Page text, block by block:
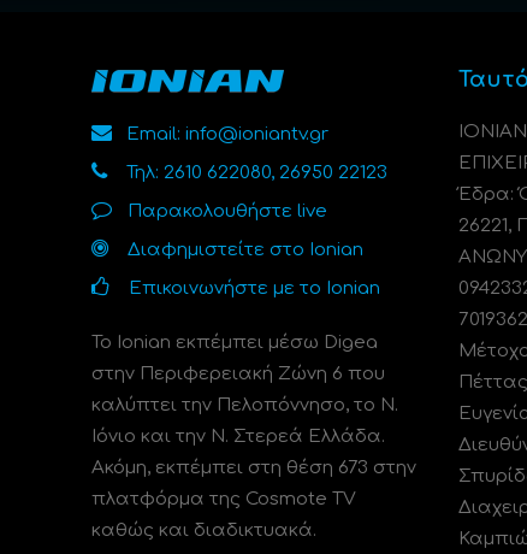
Email: info@ioniantv.gr
Τηλ: 2610 622080, 26950 22123
Παρακολουθήστε live
Διαφημιστείτε στο Ionian
Επικοινωνήστε με το Ionian
Το Ionian εκπέμπει μέσω Digea
στην Περιφερειακή Ζώνη 6 που
καλύπτει την Πελοπόννησο, το N.
Ιόνιο και την Ν. Στερεά Ελλάδα.
Ακόμη, εκπέμπει στη θέση 673 στην
πλατφόρμα της Cosmote TV
καθώς και διαδικτυακά.
Έδρα:
26221,